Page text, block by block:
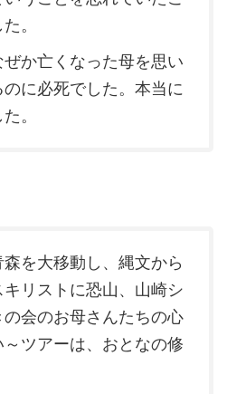
。
か亡くなった母を思い
に必死でした。本当に
。
を大移動し、縄文から
リストに恐山、山崎シ
会のお母さんたちの心
ツアーは、おとなの修